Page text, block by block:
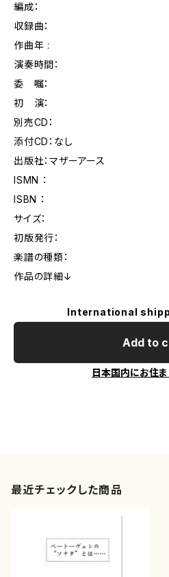
編成：
収録曲：
作曲年 :
演奏時間：
委 嘱：
初 演：
別売CD：
添付CD：なし
出版社：マザーアース
ISMN ：
ISBN ：
サイズ：
初版発行：
楽譜の種類：
作品の詳細↓
International
Add to
日本国内にお住
最近チェックした商品